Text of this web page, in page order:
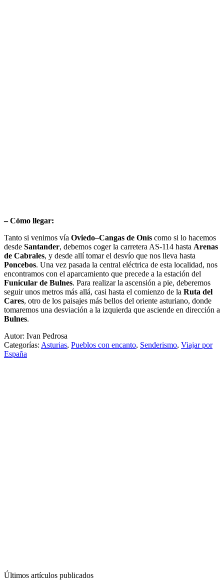
– Cómo llegar:
Tanto si venimos vía Oviedo–Cangas de Onís como si lo hacemos
desde Santander, debemos coger la carretera AS-114 hasta Arenas
de Cabrales, y desde allí tomar el desvío que nos lleva hasta
Poncebos. Una vez pasada la central eléctrica de esta localidad, nos
encontramos con el aparcamiento que precede a la estación del
Funicular de Bulnes. Para realizar la ascensión a pie, deberemos
seguir unos metros más allá, casi hasta el comienzo de la Ruta del
Cares, otro de los paisajes más bellos del oriente asturiano, donde
tomaremos una desviación a la izquierda que asciende en dirección a
Bulnes.
Autor: Ivan Pedrosa
Categorías: Asturias, Pueblos con encanto, Senderismo, Viajar por
España
Últimos artículos publicados